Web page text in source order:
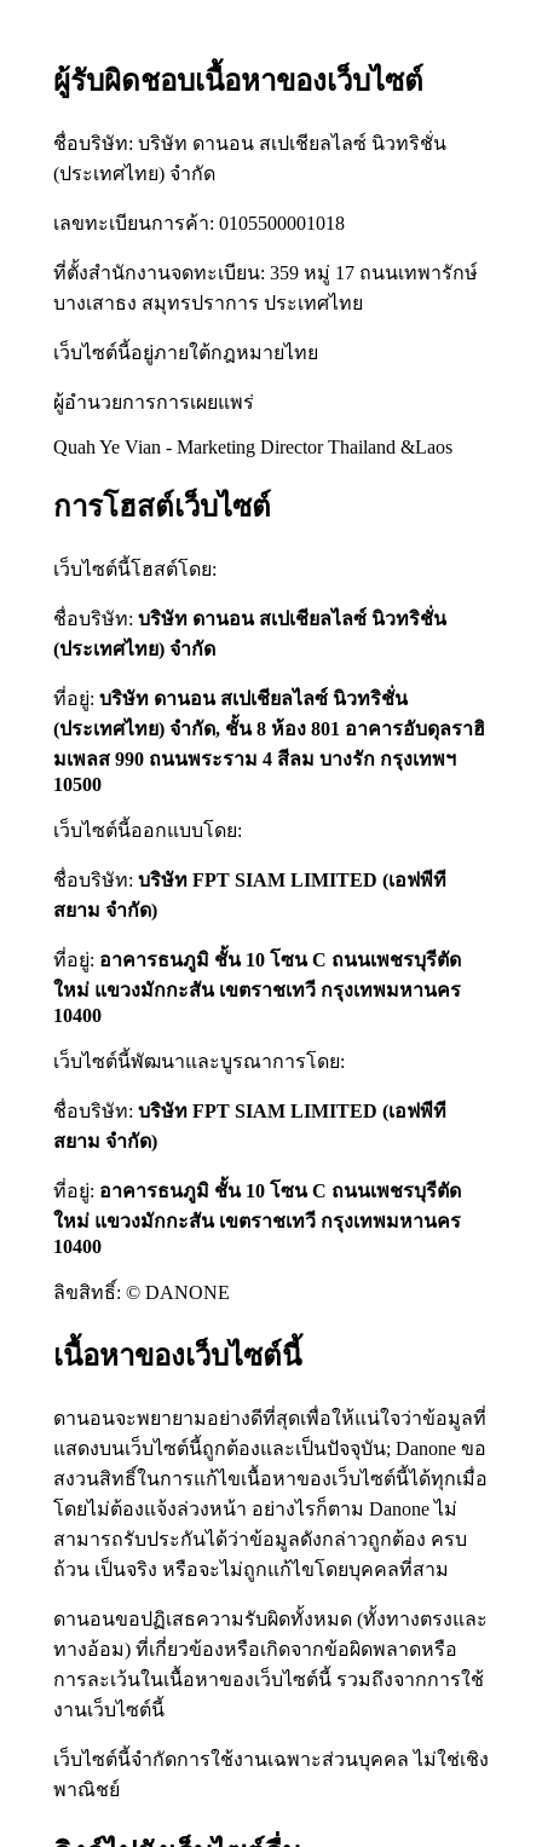
ผู้รับผิดชอบเนื้อหาของเว็บไซต์
ชื่อบริษัท: บริษัท ดานอน สเปเชียลไลซ์ นิวทริชั่น
(ประเทศไทย) จำกัด
เลขทะเบียนการค้า: 0105500001018
ที่ตั้งสำนักงานจดทะเบียน: 359 หมู่ 17 ถนนเทพารักษ์
บางเสาธง สมุทรปราการ ประเทศไทย
เว็บไซต์นี้อยู่ภายใต้กฎหมายไทย
ผู้อำนวยการการเผยแพร่
Quah Ye Vian - Marketing Director Thailand &Laos
การโฮสต์เว็บไซต์
เว็บไซต์นี้โฮสต์โดย:
ชื่อบริษัท: บริษัท ดานอน สเปเชียลไลซ์ นิวทริชั่น
(ประเทศไทย) จำกัด
ที่อยู่: บริษัท ดานอน สเปเชียลไลซ์ นิวทริชั่น
(ประเทศไทย) จำกัด, ชั้น 8 ห้อง 801 อาคารอับดุลราฮิ
มเพลส 990 ถนนพระราม 4 สีลม บางรัก กรุงเทพฯ
10500
เว็บไซต์นี้ออกแบบโดย:
ชื่อบริษัท: บริษัท FPT SIAM LIMITED (เอฟพีที
สยาม จำกัด)
ที่อยู่: อาคารธนภูมิ ชั้น 10 โซน C ถนนเพชรบุรีตัด
ใหม่ แขวงมักกะสัน เขตราชเทวี กรุงเทพมหานคร
10400
เว็บไซต์นี้พัฒนาและบูรณาการโดย:
ชื่อบริษัท: บริษัท FPT SIAM LIMITED (เอฟพีที
สยาม จำกัด)
ที่อยู่: อาคารธนภูมิ ชั้น 10 โซน C ถนนเพชรบุรีตัด
ใหม่ แขวงมักกะสัน เขตราชเทวี กรุงเทพมหานคร
10400
ลิขสิทธิ์: © DANONE
เนื้อหาของเว็บไซต์นี้
ดานอนจะพยายามอย่างดีที่สุดเพื่อให้แน่ใจว่าข้อมูลที่
แสดงบนเว็บไซต์นี้ถูกต้องและเป็นปัจจุบัน; Danone ขอ
สงวนสิทธิ์ในการแก้ไขเนื้อหาของเว็บไซต์นี้ได้ทุกเมื่อ
โดยไม่ต้องแจ้งล่วงหน้า อย่างไรก็ตาม Danone ไม่
สามารถรับประกันได้ว่าข้อมูลดังกล่าวถูกต้อง ครบ
ถ้วน เป็นจริง หรือจะไม่ถูกแก้ไขโดยบุคคลที่สาม
ดานอนขอปฏิเสธความรับผิดทั้งหมด (ทั้งทางตรงและ
ทางอ้อม) ที่เกี่ยวข้องหรือเกิดจากข้อผิดพลาดหรือ
การละเว้นในเนื้อหาของเว็บไซต์นี้ รวมถึงจากการใช้
งานเว็บไซต์นี้
เว็บไซต์นี้จำกัดการใช้งานเฉพาะส่วนบุคคล ไม่ใช่เชิง
พาณิชย์